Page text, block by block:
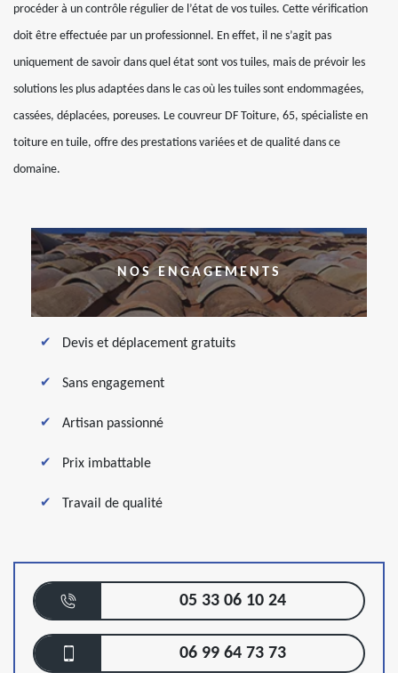
procéder à un contrôle régulier de l’état de vos tuiles. Cette vérification
doit être effectuée par un professionnel. En effet, il ne s’agit pas
uniquement de savoir dans quel état sont vos tuiles, mais de prévoir les
solutions les plus adaptées dans le cas où les tuiles sont endommagées,
cassées, déplacées, poreuses. Le couvreur DF Toiture, 65, spécialiste en
toiture en tuile, offre des prestations variées et de qualité dans ce
domaine.
NOS ENGAGEMENTS
Devis et déplacement gratuits
Sans engagement
Artisan passionné
Prix imbattable
Travail de qualité
05 33 06 10 24
06 99 64 73 73